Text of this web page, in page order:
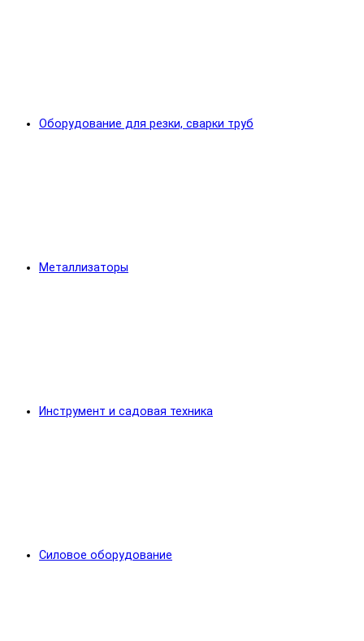
Оборудование для резки, сварки труб
Металлизаторы
Инструмент и садовая техника
Силовое оборудование